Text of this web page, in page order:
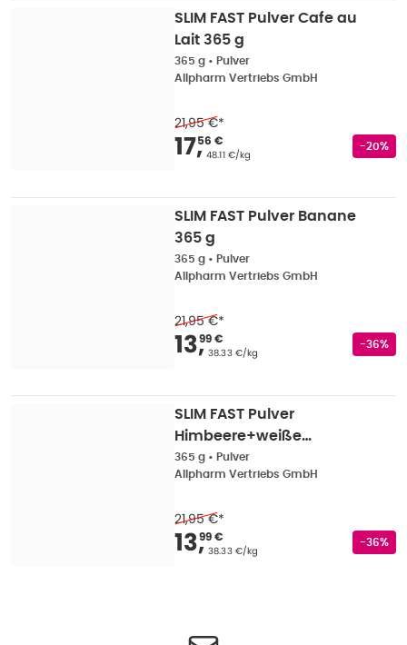
SLIM FAST Pulver Cafe au
Lait 365 g
365 g • Pulver
Allpharm Vertriebs GmbH
21,95 €*
Verkaufspreis
17,56 €
Grundpreis
48.11 €/kg
-20%
SLIM FAST Pulver Banane
365 g
365 g • Pulver
Allpharm Vertriebs GmbH
21,95 €*
Verkaufspreis
13,
99 €
Grundpreis
38.33 €/kg
-36%
SLIM FAST Pulver
Himbeere+weiße
Schokola 365 g
365 g • Pulver
Allpharm Vertriebs GmbH
21,95 €*
Verkaufspreis
13,
99 €
Grundpreis
38.33 €/kg
-36%